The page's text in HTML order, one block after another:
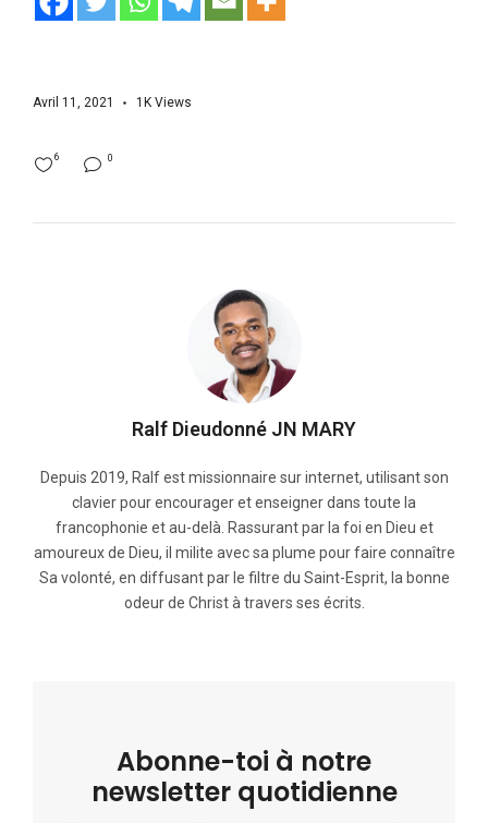
Avril 11, 2021 1K Views
0
6
Ralf Dieudonné JN MARY
Depuis 2019, Ralf est missionnaire sur internet, utilisant son
clavier pour encourager et enseigner dans toute la
francophonie et au-delà. Rassurant par la foi en Dieu et
amoureux de Dieu, il milite avec sa plume pour faire connaître
Sa volonté, en diffusant par le filtre du Saint-Esprit, la bonne
odeur de Christ à travers ses écrits.
Abonne-toi à notre
newsletter quotidienne